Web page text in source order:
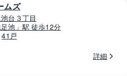
ムズ
台３丁目
池」駅 徒歩12分
41戸
詳細